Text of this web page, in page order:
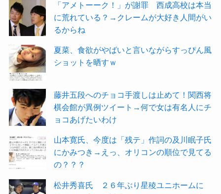
「アメトーーク！」が謝罪 西成高校は本当
に荒れている？→クレームが大好き人間がい
るからね
夏菜、食欲がやばいと言いながらすっぴん風
ショットを晒すｗ
藤井五段へのチョコ手渡しは止めて！関西将
棋会館が異例ツイート→何で女は有名人にチ
ョコあげたいわけ
山本寛氏、今度は「残テ」作詞の及川眠子氏
にかみつき→えっ、オリコンの順位で見てる
の？？？
松井秀喜氏 ２６年ぶり星稜ユニホームに